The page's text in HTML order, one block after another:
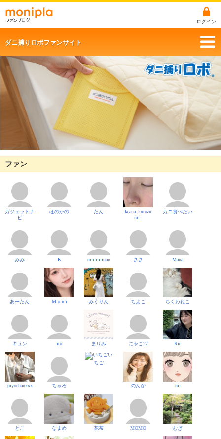
ログイン
ダニ捕りロボファンサイト
ファン
ガジェットナ
ビ
ほのかの たん
keana_kurozu
mi_
カニ食べたい
みみ K miiiiiiiinan ささ Mana
あーたん M o n i みくりん ちよこ ちくわねこ
キュン ito まりみ にゃこ22 Rie
piyochanxxx ちゃろ
い
ちご
のんか mi
とこ なまめ 花茶 MOMO むぎ